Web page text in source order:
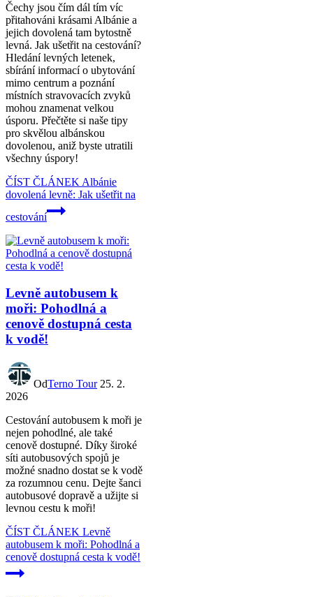
Čechy jsou čím dál tím víc
přitahováni krásami Albánie a
jejich dovolená tam bytostně
levná. Jak ušetřit na cestování?
Hledání levných letenek,
sbírání informací o ubytování
mimo centrum a poznání
místních stravovacích zvyků
mohou znamenat velkou
úsporu. Přečtěte si naše tipy
pro skvělou albánskou
dovolenou, aniž byste utratili
všechny úspory!
ČÍST ČLÁNEK Albánie
dovolená levně: Jak ušetřit na
cestování
Levně autobusem k
moři: Pohodlná a
cenově dostupná cesta
k vodě!
OdTerno Tour 25. 2.
2026
Cestování autobusem k moři je
nejen pohodlné, ale také
cenově dostupné. Díky široké
síti autobusových spojů je
možné snadno dostat se k vodě
za rozumnou cenu. Dejte šanci
autobusové dopravě a užijte si
levnou cestu k moři!
ČÍST ČLÁNEK Levně
autobusem k moři: Pohodlná a
cenově dostupná cesta k vodě!